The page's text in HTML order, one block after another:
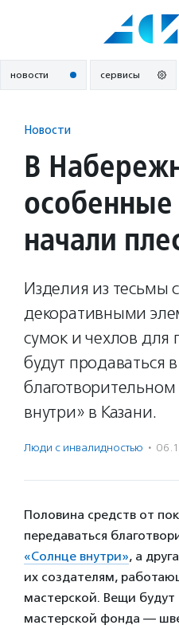
новости сервисы
Новости
В
начали
Изделия из тесьмы
декоративными
сумок и чехлов для
будут продаваться в
внутри» в Казани.
Люди с инвалидностью ·
Половина средств от
передаваться
«Солнце внутри», а
их создателям,
мастерской. Вещи будут
мастерской фонда —